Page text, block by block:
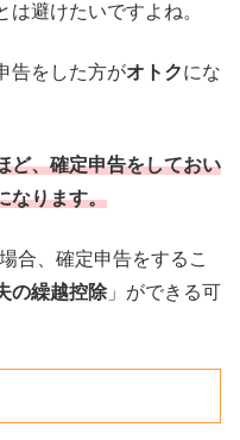
避けたいですよね。
告をした方がオトクにな
ど、確定申告をしておい
なります。
合、確定申告をするこ
の繰越控除」ができる可